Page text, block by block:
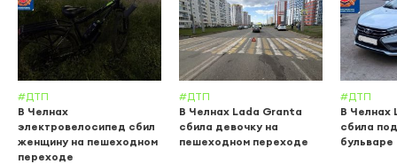
#ДТП
В Челнах
электровелосипед сбил
женщину на пешеходном
переходе
#ДТП
В Челнах Lada Granta
сбила девочку на
пешеходном переходе
#ДТП
В Челнах
сбила